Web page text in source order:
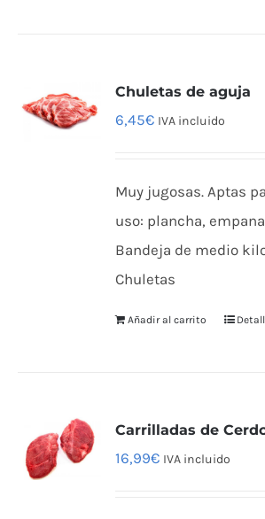
Chuletas de aguja
6,45€ IVA incluido
Muy jugosas. Aptas
uso: plancha,
Bandeja de medio
Chuletas
Añadir al carrito
Carrilladas de
16,99€ IVA incluido